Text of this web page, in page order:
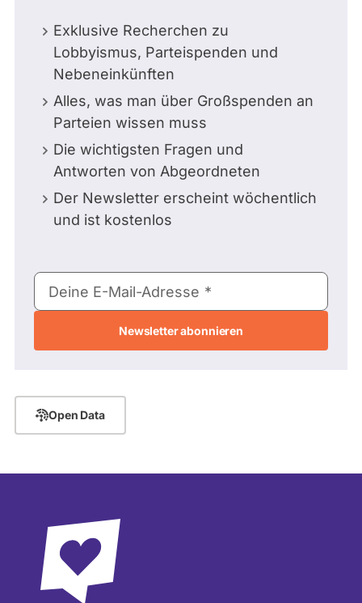
Exklusive Recherchen zu
Lobbyismus, Parteispenden und
Nebeneinkünften
Alles, was man über Großspenden an
Parteien wissen muss
Die wichtigsten Fragen und
Antworten von Abgeordneten
Der Newsletter erscheint wöchentlich
und ist kostenlos
E-
Mail-
Deine E-Mail-Adresse
Open Data